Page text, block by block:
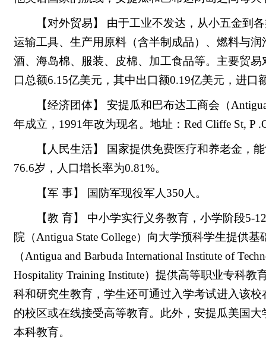
【对外贸易】 由于工业不发达，从小五金到
运输工具、生产用原料（含半制成品）、燃料与
酒、海岛棉、服装、皮棉、加工食品等。主要贸
口总额6.15亿美元，其中出口额0.19亿美元，进
【经济团体】 安提瓜和巴布达工商会（
年成立，1991年改为现名。地址：Red Cliffe St, P
【人民生活】 国家提供免费医疗和养老金，
76.6岁，人口增长率为0.81%。
【军 事】 国防军现役军人350人。
【教 育】 中小学实行义务教育，小学阶段5-
院（Antigua State College）向大学预科学生提供
（Antigua and Barbuda International Institute of
Hospitality Training Institute）提供高等职业专科教
科和研究生教育，学生还可通过入学考试进入该
的校区或在线接受高等教育。此外，安提瓜美国
本科教育。